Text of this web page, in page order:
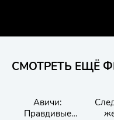
СМОТРЕТЬ ЕЩЁ
Авичи:
Правдивые